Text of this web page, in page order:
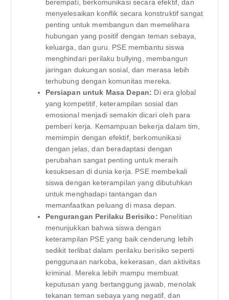
berempati, berkomunikasi secara efektif, dan
menyelesaikan konflik secara konstruktif sangat
penting untuk membangun dan memelihara
hubungan yang positif dengan teman sebaya,
keluarga, dan guru. PSE membantu siswa
menghindari perilaku bullying, membangun
jaringan dukungan sosial, dan merasa lebih
terhubung dengan komunitas mereka.
Persiapan untuk Masa Depan: Di era global
yang kompetitif, keterampilan sosial dan
emosional menjadi semakin dicari oleh para
pemberi kerja. Kemampuan bekerja dalam tim,
memimpin dengan efektif, berkomunikasi
dengan jelas, dan beradaptasi dengan
perubahan sangat penting untuk meraih
kesuksesan di dunia kerja. PSE membekali
siswa dengan keterampilan yang dibutuhkan
untuk menghadapi tantangan dan
memanfaatkan peluang di masa depan.
Pengurangan Perilaku Berisiko: Penelitian
menunjukkan bahwa siswa dengan
keterampilan PSE yang baik cenderung lebih
sedikit terlibat dalam perilaku berisiko seperti
penggunaan narkoba, kekerasan, dan aktivitas
kriminal. Mereka lebih mampu membuat
keputusan yang bertanggung jawab, menolak
tekanan teman sebaya yang negatif, dan